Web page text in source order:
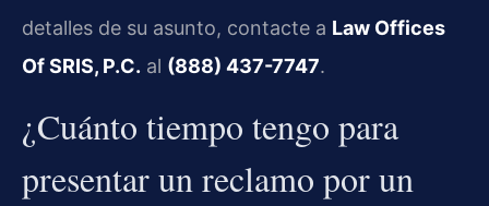
detalles de su asunto, contacte a Law Offices
Of SRIS, P.C. al (888) 437-7747.
¿Cuánto tiempo tengo para
presentar un reclamo por un